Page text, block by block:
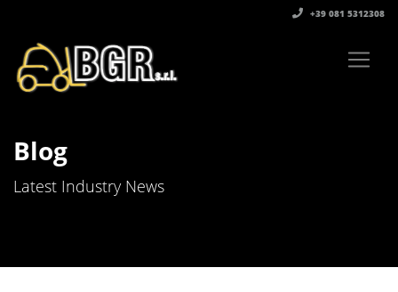
+39 081 5312308‬
Blog
Latest Industry News